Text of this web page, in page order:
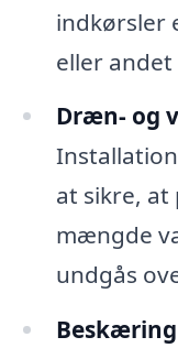
indkørsler
eller
Dræn- og
at sikre,
mængde
undgås